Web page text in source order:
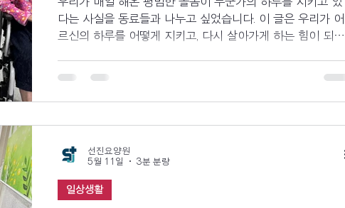
다는 사실을 동료들과 나누고 싶었습니다. 이 글은 우리가 어
르신의 하루를 어떻게 지키고, 다시 살아가게 하는 힘이 되는
일상생활
선진요양원
5월 11일
3분 분량